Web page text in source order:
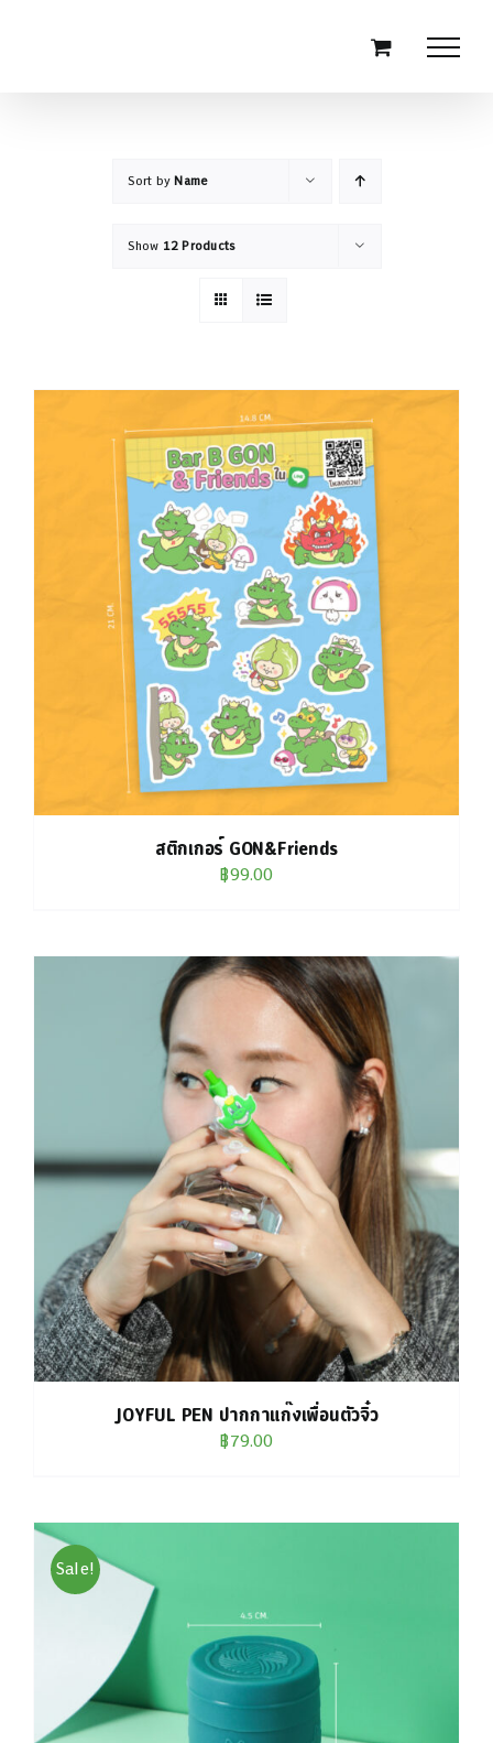
Sort byName
Show 12 Products
สติกเกอร์ GON&Friends
฿99.00
JOYFUL PEN ปากกาแก๊งเพื่อนตัวจิ๋ว
฿79.00
Sale!